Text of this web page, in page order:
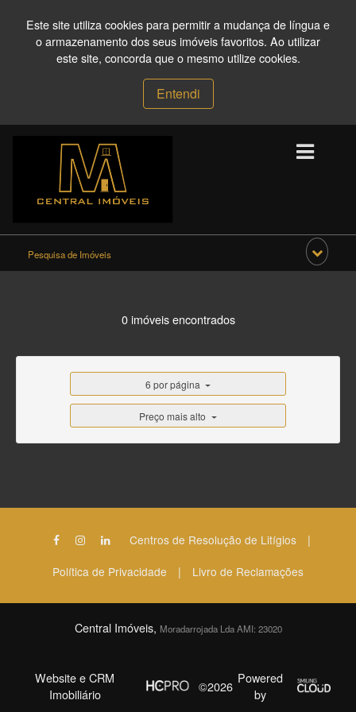
Este site utiliza cookies para permitir a mudança de língua e
o armazenamento dos seus imóveis favoritos. Ao utilizar
este site, concorda que o mesmo utilize cookies.
Entendi
Pesquisa de Imóveis
0 imóveis encontrados
6 por página
Preço mais alto
Centros de Resolução de Litígios |
Política de Privacidade | Livro de Reclamações
Central Imóveis, Moradarrojada Lda AMI: 23020
Website e CRM
Imobiliário
©2026 Powered
by